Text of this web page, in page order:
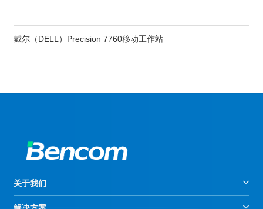
戴尔（DELL）Precision 7760移动工作站
关于我们